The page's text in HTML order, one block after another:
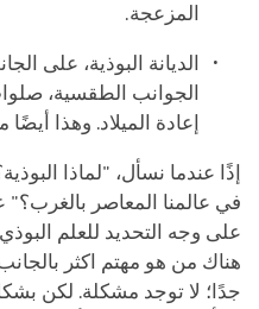
المزعجة.
الديانة البوذية، على
الجوانب الطقسية،
إعادة الميلاد. وهذا أيضًا
إذًا عندما نسأل، "لماذا
في عالمنا المعاصر بالغرب؟"
على وجه التحديد للعلم
هناك من هو مهتم اكثر
جدًا؛ لا توجد مشكلة. لكن